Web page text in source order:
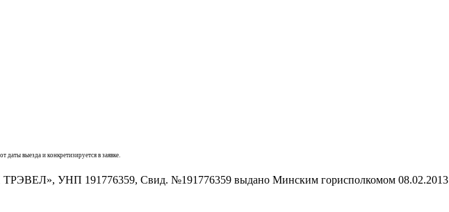
выезда и конкретизируется в заявке.
УНП 191776359, Свид. №191776359 выдано Минским горисполкомом 08.02.2013